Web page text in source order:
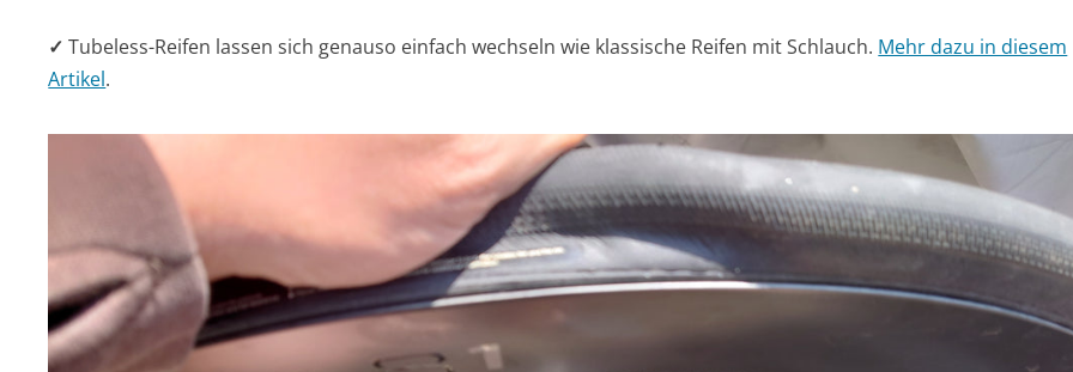
✓ Tubeless-Reifen lassen sich genauso einfach wechseln wie klassische Reifen mit Schlauch. Mehr dazu in diesem
Artikel.